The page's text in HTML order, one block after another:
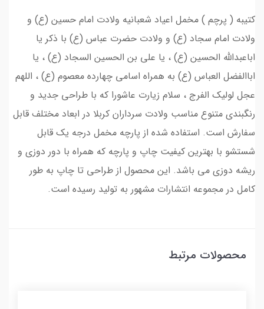
کتیبه ( پرچم ) مخمل اعیاد شعبانیه ولادت امام حسین (ع) و
ولادت امام سجاد (ع) و ولادت حضرت عباس (ع) با ذکر یا
اباعبدالله الحسین (ع) ، یا علی بن الحسین السجاد (ع) ، یا
اباالفضل العباس (ع) به همراه اسامی چهارده معصوم (ع) ، اللهم
عجل لولیک الفرج ، سلام زیارت عاشورا که با طراحی جدید و
رنگبندی متنوع مناسب ولادت سرداران کربلا در ابعاد مختلف قابل
سفارش است. استفاده شده از پارچه مخمل درجه یک قابل
شستشو با بهترین کیفیت چاپ و پارچه که همراه با دور دوزی و
ریشه دوزی می باشد. این محصول از طراحی تا چاپ به طور
کامل در مجموعه انتشارات مشهور به تولید رسیده است.
محصولات مرتبط